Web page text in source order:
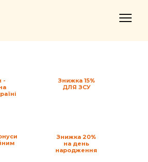
Знижка 15%
ДЛЯ ЗСУ
-
Знижка 20%
на день
народження